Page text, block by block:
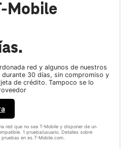
Mobile
red y algunos de nuestros
30 días, sin compromiso y
de crédito. Tampoco se lo
red que no sea T-Mobile y disponer de un
1 prueba/usuario. Detalles sobre
en es.T-Mobile.com.